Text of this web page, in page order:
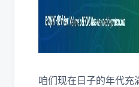
咱们现在日子的年代充